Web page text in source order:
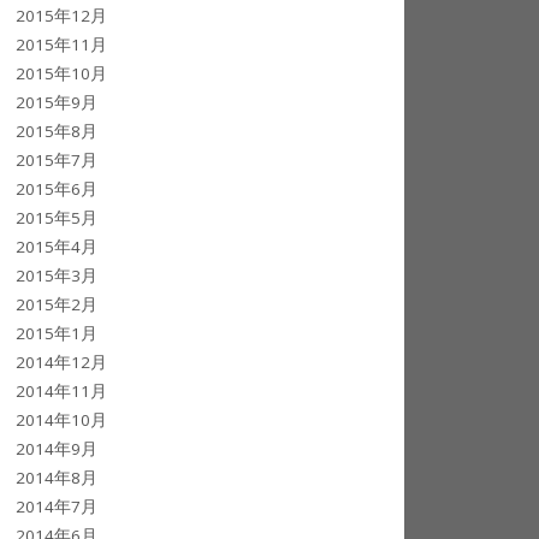
2015年12月
2015年11月
2015年10月
2015年9月
2015年8月
2015年7月
2015年6月
2015年5月
2015年4月
2015年3月
2015年2月
2015年1月
2014年12月
2014年11月
2014年10月
2014年9月
2014年8月
2014年7月